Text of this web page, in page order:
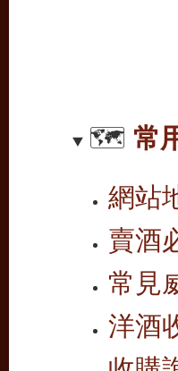
🗺️ 常
網站
賣酒
常見
洋酒